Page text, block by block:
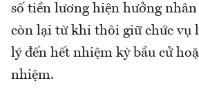
số tiền lương hiện hưởng
còn lại từ khi thôi giữ chức vụ
lý đến hết nhiệm kỳ bầu cử
nhiệm.